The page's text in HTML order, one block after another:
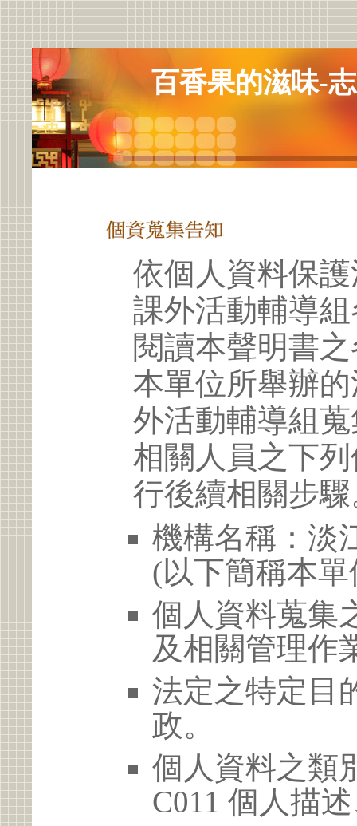
百香果的滋味-
依個人資料保
課外活動輔導
閱讀本聲明書
本單位所舉辦
外活動輔導組
相關人員之下
行後續相關步
機構名稱：淡
(以下簡稱本單
個人資料蒐集
及相關管理作
法定之特定目
政。
個人資料之類
C011 個人描